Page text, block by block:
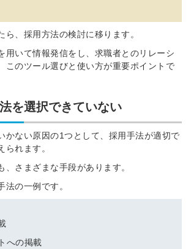
ら、採用方法の検討に移ります。
用いて情報発信をし、求職者とのリレーシ
このツール選びと使い方が重要ポイントで
を選択できていない
かない原因の1つとして、採用手法が適切で
られます。
、さまざまな手段があります。
法の一例です。
への掲載